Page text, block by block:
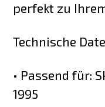
perfekt zu
Technische
• Passend für:
1995